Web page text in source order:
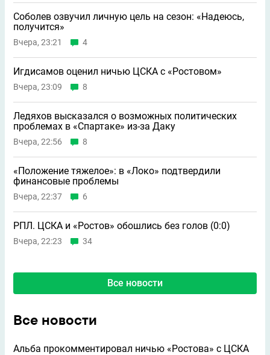
Соболев озвучил личную цель на сезон: «Надеюсь,
получится»
Вчера, 23:21 4
Игдисамов оценил ничью ЦСКА с «Ростовом»
Вчера, 23:09 8
Ледяхов высказался о возможных политических
проблемах в «Спартаке» из-за Даку
Вчера, 22:56 8
«Положение тяжелое»: в «Локо» подтвердили
финансовые проблемы
Вчера, 22:37 6
РПЛ. ЦСКА и «Ростов» обошлись без голов (0:0)
Вчера, 22:23 34
Все новости
Все новости
Альба прокомментировал ничью «Ростова» с ЦСКА